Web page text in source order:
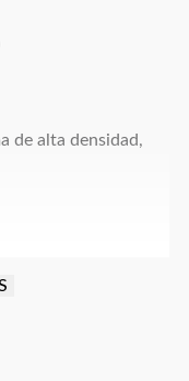
de alta densidad,